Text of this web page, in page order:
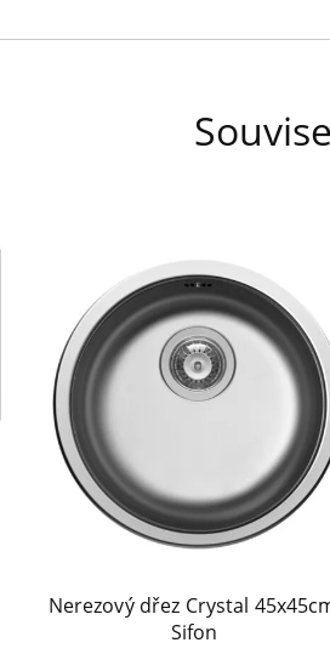
Nerezový dřez Crystal
Sifon